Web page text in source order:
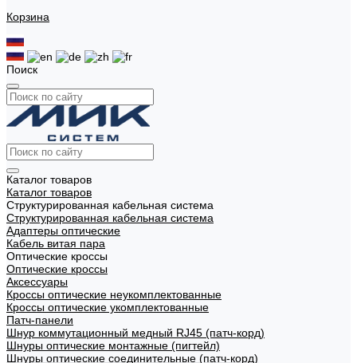
Корзина
Поиск
Каталог товаров
Каталог товаров
Структурированная кабельная система
Структурированная кабельная система
Адаптеры оптические
Кабель витая пара
Оптические кроссы
Оптические кроссы
Аксессуары
Кроссы оптические неукомплектованные
Кроссы оптические укомплектованные
Патч-панели
Шнур коммутационный медный RJ45 (патч-корд)
Шнуры оптические монтажные (пигтейл)
Шнуры оптические соединительные (патч-корд)